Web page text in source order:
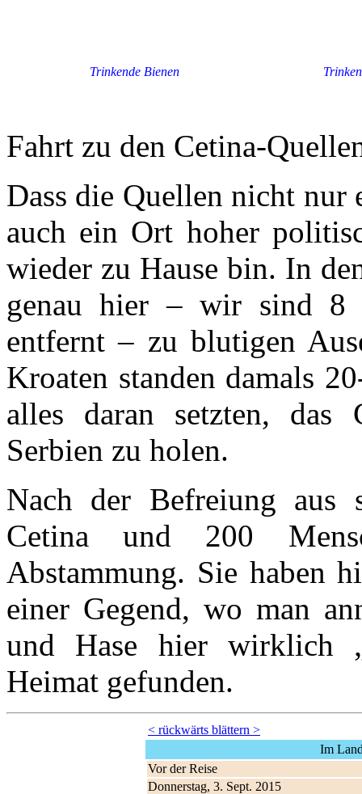
Trinkende Bienen
Fahrt zu den Cetina-
Dass die Quellen nicht nur
auch ein Ort hoher
wieder zu Hause bin. In
genau hier – wir sind 8
entfernt – zu blutigen
Kroaten standen damals
alles daran setzten,
Serbien zu holen.
Nach der Befreiung aus
Cetina und 200
Abstammung. Sie haben
einer Gegend, wo man
und Hase hier wirklich
Heimat gefunden.
< rückwärts blättern >
Im
Vor der Reise
Donnerstag, 3. Sept. 2015